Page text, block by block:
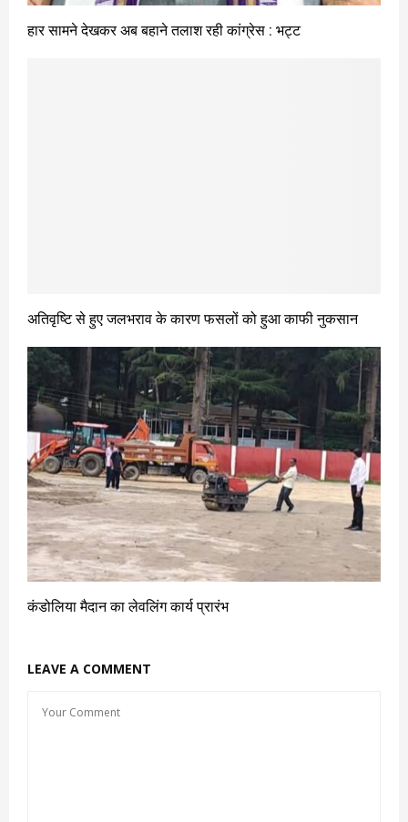
हार सामने देखकर अब बहाने तलाश रही कांग्रेस : भट्ट
अतिवृष्टि से हुए जलभराव के कारण फसलों को हुआ काफी नुकसान
कंडोलिया मैदान का लेवलिंग कार्य प्रारंभ
LEAVE A COMMENT